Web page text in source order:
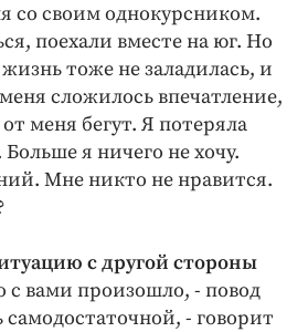
года
со своим однокурсником.
поехали вместе на юг. Но
тоже не заладилась, и
сложилось впечатление,
меня бегут. Я потеряла
я ничего не хочу.
Мне никто не нравится.
с другой стороны
с вами произошло, - повод
самодостаточной, - говорит